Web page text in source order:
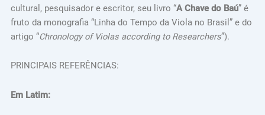
cultural, pesquisador e escritor, seu livro “A Chave do Baú” é
fruto da monografia “Linha do Tempo da Viola no Brasil” e do
artigo “Chronology of Violas according to Researchers”).
PRINCIPAIS REFERÊNCIAS:
Em Latim: